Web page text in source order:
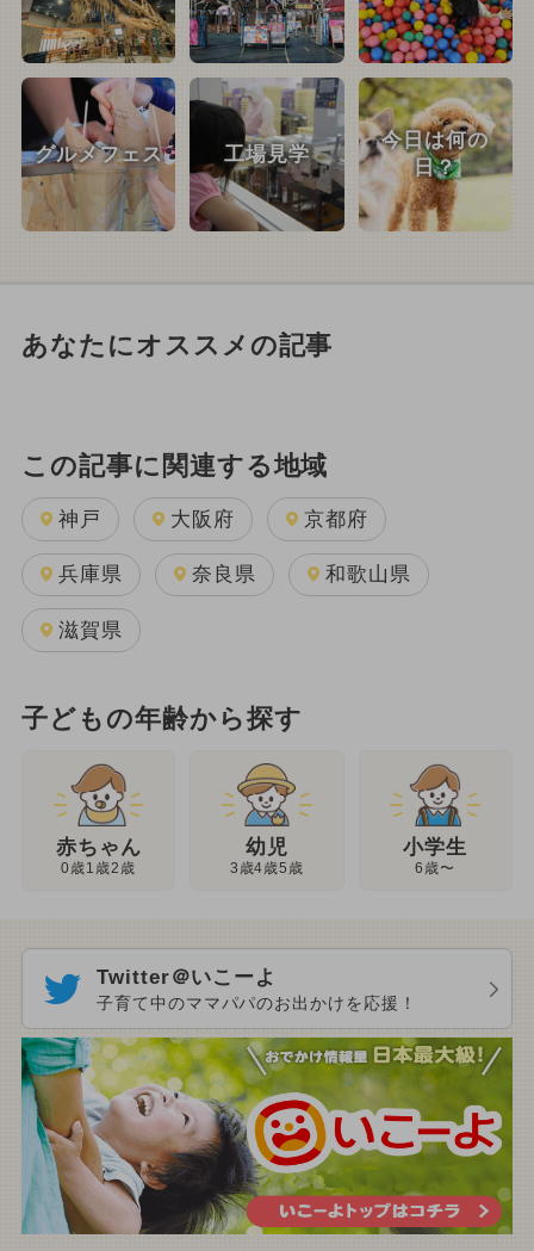
グルメフェス 工場見学
今日は何の
日？
あなたにオススメの記事
この記事に関連する地域
神戸 大阪府 京都府
兵庫県 奈良県 和歌山県
滋賀県
子どもの年齢から探す
赤ちゃん
0歳1歳2歳
幼児
3歳4歳5歳
小学生
6歳〜
Twitter＠いこーよ
子育て中のママパパのお出かけを応援！